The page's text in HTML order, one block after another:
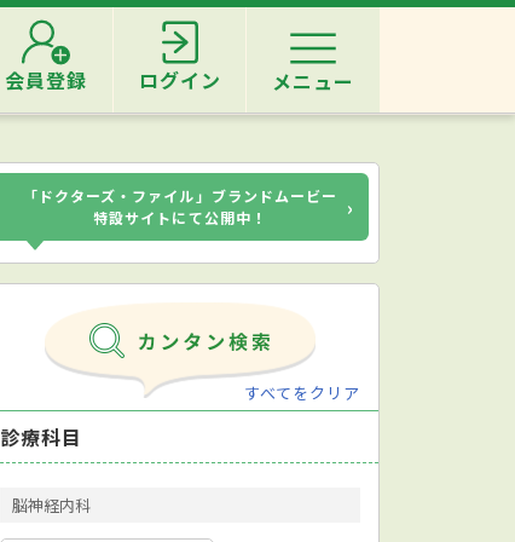
会員登録 ログイン メニュー
「ドクターズ・ファイル」ブランドムービー
特設サイトにて公開中！
›
すべてをクリア
診療科目
脳神経内科